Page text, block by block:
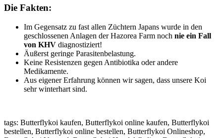
Die Fakten:
Im Gegensatz zu fast allen Züchtern Japans wurde in den
geschlossenen Anlagen der Hazorea Farm noch nie ein Fall
von KHV diagnostiziert!
Äußerst geringe Parasitenbelastung.
Keine Resistenzen gegen Antibiotika oder andere
Medikamente.
Aus eigener Erfahrung können wir sagen, dass unsere Koi
sehr winterhart sind.
tags: Butterflykoi kaufen, Butterflykoi online kaufen, Butterflykoi
bestellen, Butterflykoi online bestellen, Butterflykoi Onlineshop,